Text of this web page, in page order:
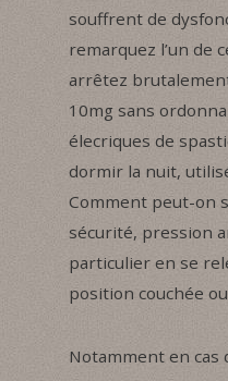
souffrent de
remarquez l’un de
arrêtez
10mg sans
élecriques de
dormir la nuit,
Comment peut-on
sécurité, pression
particulier en se
position couchée
Notamment en cas